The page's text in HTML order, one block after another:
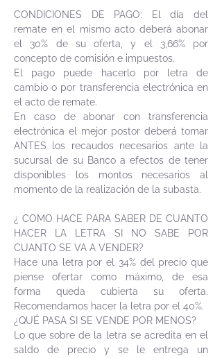
CONDICIONES DE PAGO: El día del
remate en el mismo acto deberá abonar
el 30% de su oferta, y el 3,66% por
concepto de comisión e impuestos.
El pago puede hacerlo por letra de
cambio o por transferencia electrónica en
el acto de remate.
En caso de abonar con transferencia
electrónica el mejor postor deberá tomar
ANTES los recaudos necesarios ante la
sucursal de su Banco a efectos de tener
disponibles los montos necesarios al
momento de la realización de la subasta.
¿ COMO HACE PARA SABER DE CUANTO
HACER LA LETRA SI NO SABE POR
CUANTO SE VA A VENDER?
Hace una letra por el 34% del precio que
piense ofertar como máximo, de esa
forma queda cubierta su oferta.
Recomendamos hacer la letra por el 40%.
¿QUÉ PASA SI SE VENDE POR MENOS?
Lo que sobre de la letra se acredita en el
saldo de precio y se le entrega un